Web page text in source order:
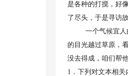
是各种的打搅，好
了尽头，于是寻访
一个气候宜
的目光越过草原，
没去得成，咱们帮
1．下列对文本相